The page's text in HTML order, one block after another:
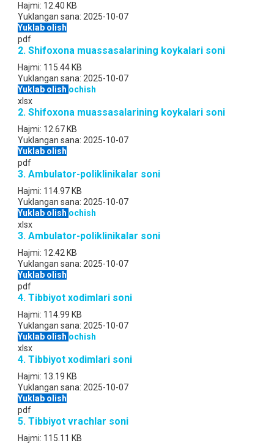
Hajmi: 12.40 KB
Yuklangan sana: 2025-10-07
Yuklab olish
pdf
2. Shifoxona muassasalarining koykalari soni
Hajmi: 115.44 KB
Yuklangan sana: 2025-10-07
Yuklab olish ochish
xlsx
2. Shifoxona muassasalarining koykalari soni
Hajmi: 12.67 KB
Yuklangan sana: 2025-10-07
Yuklab olish
pdf
3. Ambulator-poliklinikalar soni
Hajmi: 114.97 KB
Yuklangan sana: 2025-10-07
Yuklab olish ochish
xlsx
3. Ambulator-poliklinikalar soni
Hajmi: 12.42 KB
Yuklangan sana: 2025-10-07
Yuklab olish
pdf
4. Tibbiyot xodimlari soni
Hajmi: 114.99 KB
Yuklangan sana: 2025-10-07
Yuklab olish ochish
xlsx
4. Tibbiyot xodimlari soni
Hajmi: 13.19 KB
Yuklangan sana: 2025-10-07
Yuklab olish
pdf
5. Tibbiyot vrachlar soni
Hajmi: 115.11 KB